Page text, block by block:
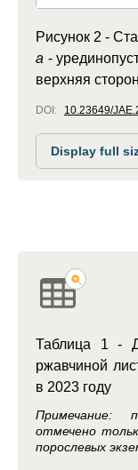
Рисунок 2 -
а -
верхняя
DOI: 10.23649/
Display full
Таблица 1 -
ржавчиной
в 2023 году
Примечание:
отмечено
порослевых